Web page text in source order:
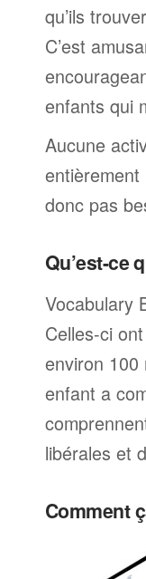
qu’ils
C’est
enfants qui
Aucune
entièrement
donc pas
Qu’est-ce
Vocabulary
Celles-ci
environ
enfant a
libérales et
Comment